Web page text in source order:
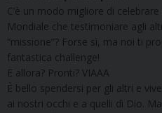
C’è un modo migliore di
Mondiale che testimoniare agli
“missione”? Forse sì, ma noi ti
fantastica challenge!
E allora? Pronti? VIAAA
È bello spendersi per gli altri e
ai nostri occhi e a quelli dì Dio.